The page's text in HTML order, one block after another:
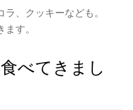
、クッキーなども。
す。
べてきまし